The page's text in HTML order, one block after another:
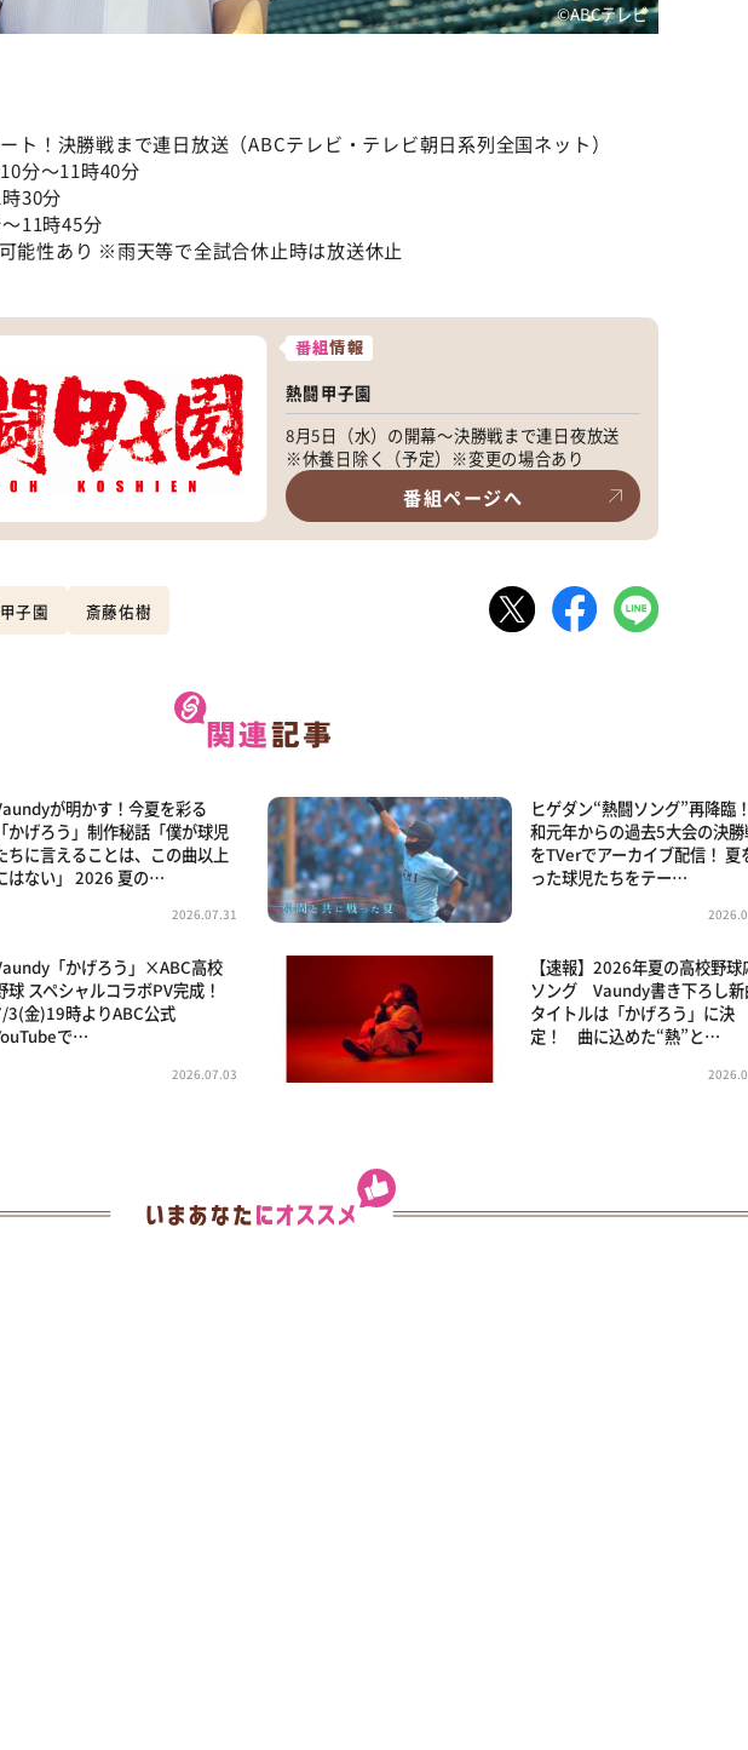
©ABCテレビ
ト！決勝戦まで連日放送（ABCテレビ・テレビ朝日系列全国ネット）
分～11時40分
30分
11時45分
能性あり ※雨天等で全試合休止時は放送休止
番組情報
熱闘甲子園
8月5日（水）の開幕〜決勝戦まで連日夜放送
※休養日除く（予定）※変更の場合あり
番組ページへ
子園 斎藤佑樹
が明かす！今夏を彩る
「かげろう」制作秘話「僕が球児
ちに言えることは、この曲以上
はない」 2026 夏の…
2026.07.31
ヒゲダン“熱闘ソング”再降臨
和元年からの過去5大会の決勝
をTVerでアーカイブ配信！ 夏
った球児たちをテー…
「かげろう」×ABC高校
球 スペシャルコラボPV完成！
3(金)19時よりABC公式
で…
2026.07.03
【速報】2026年夏の高校野球
ソング Vaundy書き下ろし新
タイトルは「かげろう」に決
定！ 曲に込めた“熱”と…